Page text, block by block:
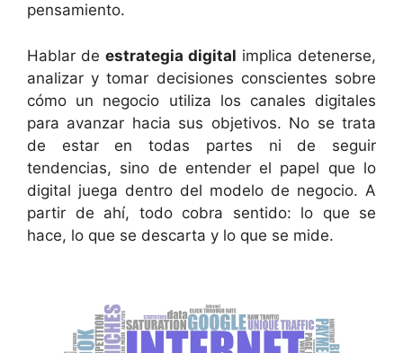
pensamiento.
Hablar de estrategia digital implica detenerse,
analizar y tomar decisiones conscientes sobre
cómo un negocio utiliza los canales digitales
para avanzar hacia sus objetivos. No se trata
de estar en todas partes ni de seguir
tendencias, sino de entender el papel que lo
digital juega dentro del modelo de negocio. A
partir de ahí, todo cobra sentido: lo que se
hace, lo que se descarta y lo que se mide.